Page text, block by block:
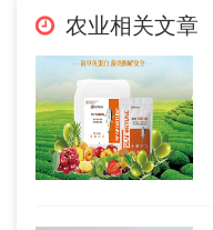
农业相关文章